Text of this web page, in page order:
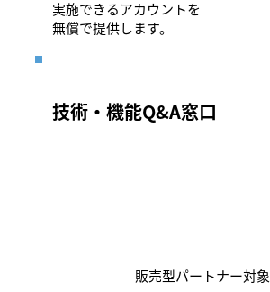
実施できるアカウントを
無償で提供します。
技術・機能Q&A窓口
販売型パートナー対象